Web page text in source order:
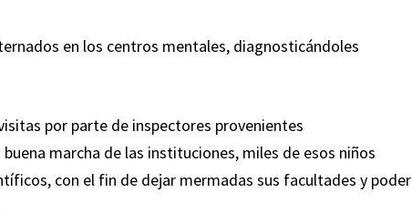
en los centros mentales, diagnosticándoles
por parte de inspectores provenientes
marcha de las instituciones, miles de esos niños
con el fin de dejar mermadas sus facultades y poder